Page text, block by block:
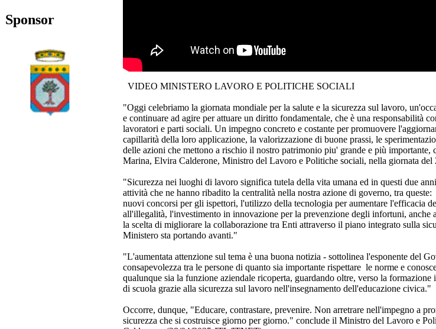
Sponsor
VIDEO MINISTERO LAVORO E POLITICHE SOCIALI
"Oggi celebriamo la giornata mondiale per la salute e la sicurezza sul lavoro,
e continuare ad agire per attuare un diritto fondamentale, che è una responsabilità
lavoratori e parti sociali. Un impegno concreto e costante per promuovere
capillarità della loro applicazione, la valorizzazione di buone prassi, le
delle azioni che mettono a rischio il nostro patrimonio piu' grande e più importante,
Marina, Elvira Calderone, Ministro del Lavoro e Politiche sociali, nella giornata del
"Sicurezza nei luoghi di lavoro significa tutela della vita umana ed in questi due
attività che ne hanno ribadito la centralità nella nostra azione di governo, tra queste:
nuovi concorsi per gli ispettori, l'utilizzo della tecnologia per aumentare l'efficacia
all'illegalità, l'investimento in innovazione per la prevenzione degli infortuni,
la scelta di migliorare la collaborazione tra Enti attraverso il piano integrato sulla
Ministero sta portando avanti."
"L'aumentata attenzione sul tema è una buona notizia - sottolinea l'esponente del
consapevolezza tra le persone di quanto sia importante rispettare le norme e
qualunque sia la funzione aziendale ricoperta, guardando oltre, verso la formazione
di scuola grazie alla sicurezza sul lavoro nell'insegnamento dell'educazione civica."
Occorre, dunque, "Educare, contrastare, prevenire. Non arretrare nell'impegno a
sicurezza che si costruisce giorno per giorno." conclude il Ministro del Lavoro e